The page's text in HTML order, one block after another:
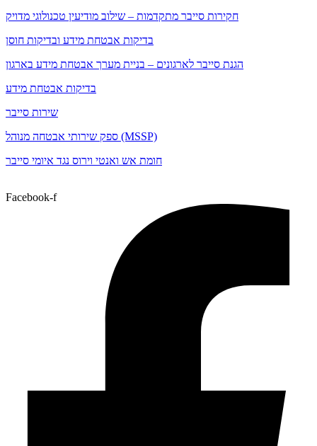
חקירות סייבר מתקדמות – שילוב מודיעין טכנולוגי מדויק
בדיקות אבטחת מידע ובדיקות חוסן
הגנת סייבר לארגונים – בניית מערך אבטחת מידע בארגון
בדיקות אבטחת מידע
שירות סייבר
ספק שירותי אבטחה מנוהל (MSSP)
חומת אש ואנטי וירוס נגד איומי סייבר
Facebook-f